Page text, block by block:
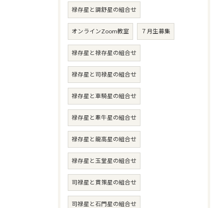
禄存星と調舒星の組合せ
オンラインZoom教室 ７月生募集
禄存星と禄存星の組合せ
禄存星と司禄星の組合せ
禄存星と車騎星の組合せ
禄存星と牽牛星の組合せ
禄存星と龍高星の組合せ
禄存星と玉堂星の組合せ
司禄星と貫策星の組合せ
司禄星と石門星の組合せ